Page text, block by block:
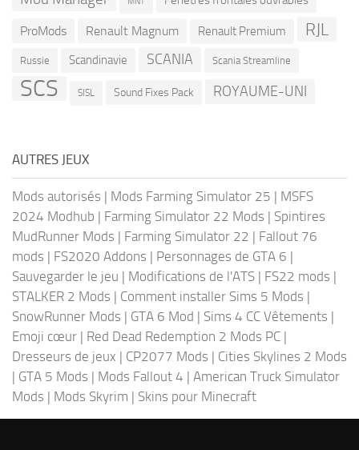
ProMods Renault Magnum Renault Premium RJL
Russie Scandinavie SCANIA Scania Streamline
SCS SISL Sound Fixes Pack ROYAUME-UNI
AUTRES JEUX
Mods autorisés | Mods Farming Simulator 25 | MSFS
2024 Modhub | Farming Simulator 22 Mods | Spintires
MudRunner Mods | Farming Simulator 22 | Fallout 76
mods | FS2020 Addons | Personnages de GTA 6 |
Sauvegarder le jeu | Modifications de l'ATS | FS22 mods |
STALKER 2 Mods | Comment installer Sims 5 Mods |
SnowRunner Mods | GTA 6 Mod | Sims 4 CC Vêtements |
Emoji cœur | Red Dead Redemption 2 Mods PC |
Dresseurs de jeux | CP2077 Mods | Cities Skylines 2 Mods
| GTA 5 Mods | Mods Fallout 4 | American Truck Simulator
Mods | Mods Skyrim | Skins pour Minecraft